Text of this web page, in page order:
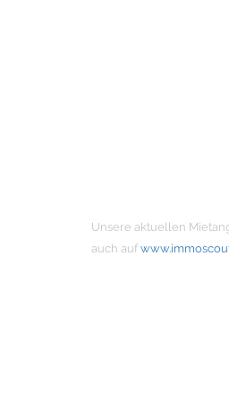
Unsere aktuellen
auch auf